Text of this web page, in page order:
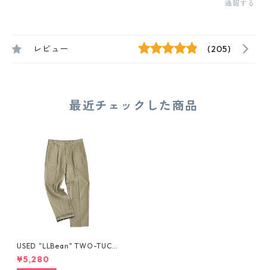
通報する
レビュー (205)
最近チェックした商品
USED "LLBean" TWO-TUCK
CHINO
¥5,280